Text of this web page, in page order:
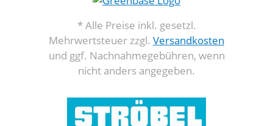
* Alle Preise inkl. gesetzl.
Mehrwertsteuer zzgl. Versandkosten
und ggf. Nachnahmegebühren, wenn
nicht anders angegeben.